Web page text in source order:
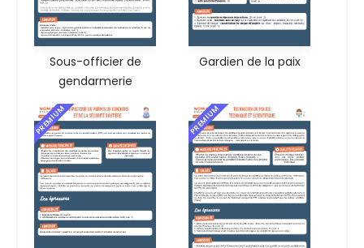
Sous-officier de
gendarmerie
Gardien de la paix
PREMIUM PREMIUM